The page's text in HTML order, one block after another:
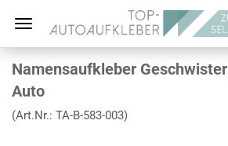
Namensaufkleber
Auto
(Art.Nr.: TA-B-583-003)